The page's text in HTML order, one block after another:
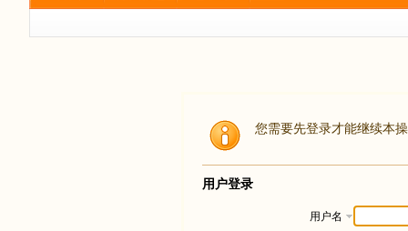
您需要先登录才能继续本
用户登录
用户名